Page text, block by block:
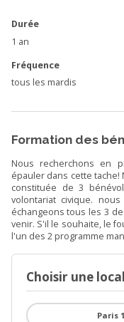
Durée
1 an
Fréquence
tous les mardis
Formation des
Nous recherchons en
épauler dans cette
constituée de 3
volontariat civique.
échangeons tous les 3
venir. S'il le souhaite, le
l'un des 2 programme
Choisir une
Paris